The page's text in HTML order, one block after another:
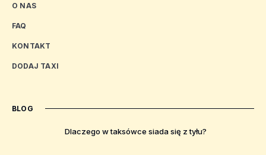
O NAS
FAQ
KONTAKT
DODAJ TAXI
BLOG
Dlaczego w taksówce siada się z tyłu?